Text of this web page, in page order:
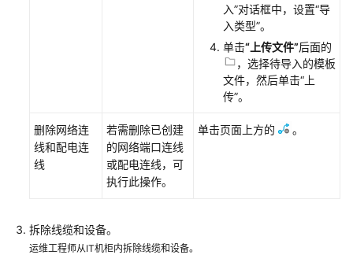
持
区
域
权
限
入”对话框中，设置“导
入类型”。
单击“上传文件”后面的
，选择待导入的模板
文件，然后单击“上
传”。
删除网络连
线和配电连
线
若需删除已创建
的网络端口连线
或配电连线，可
执行此操作。
单击页面上方的 。
拆除线缆和设备。
运维工程师从IT机柜内拆除线缆和设备。